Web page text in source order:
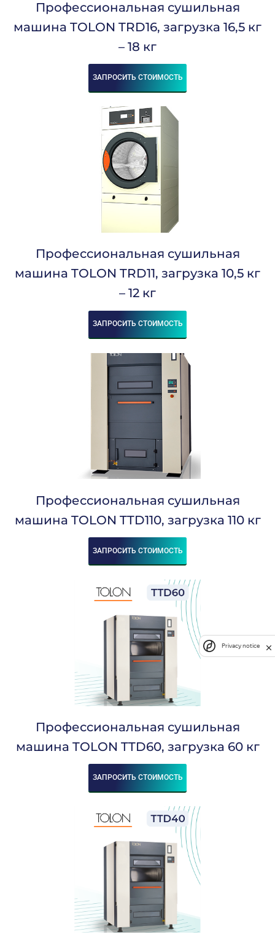
Профессиональная сушильная
машина TOLON TRD16, загрузка 16,5 кг
– 18 кг
ЗАПРОСИТЬ СТОИМОСТЬ
Профессиональная сушильная
машина TOLON TRD11, загрузка 10,5 кг
– 12 кг
ЗАПРОСИТЬ СТОИМОСТЬ
Профессиональная сушильная
машина TOLON TTD110, загрузка 110 кг
ЗАПРОСИТЬ СТОИМОСТЬ
Профессиональная сушильная
машина TOLON TTD60, загрузка 60 кг
ЗАПРОСИТЬ СТОИМОСТЬ
Privacy notice